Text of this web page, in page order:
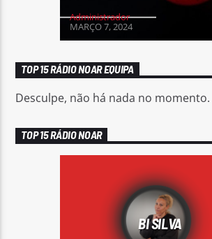
Administrador
MARÇO 7, 2024
TOP 15 RÁDIO NOAR EQUIPA
Desculpe, não há nada no momento.
TOP 15 RÁDIO NOAR
BI SILVA